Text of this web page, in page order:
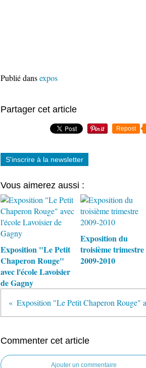
Publié dansexpos
Partager cet article
Repost
S'inscrire à la newsletter
Vous aimerez aussi :
Exposition "Le Petit
Chaperon Rouge"
avec l'école Lavoisier
de Gagny
Exposition du
troisième trimestre
2009-2010
Exposition "Le Petit Chaperon Rouge"
Commenter cet article
Ajouter un commentaire